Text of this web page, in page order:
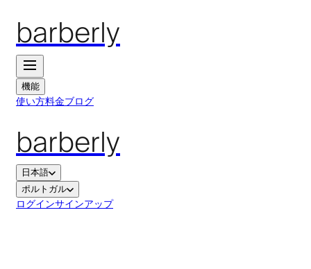
barberly
機能
使い方料金ブログ
barberly
日本語
ポルトガル
ログインサインアップ